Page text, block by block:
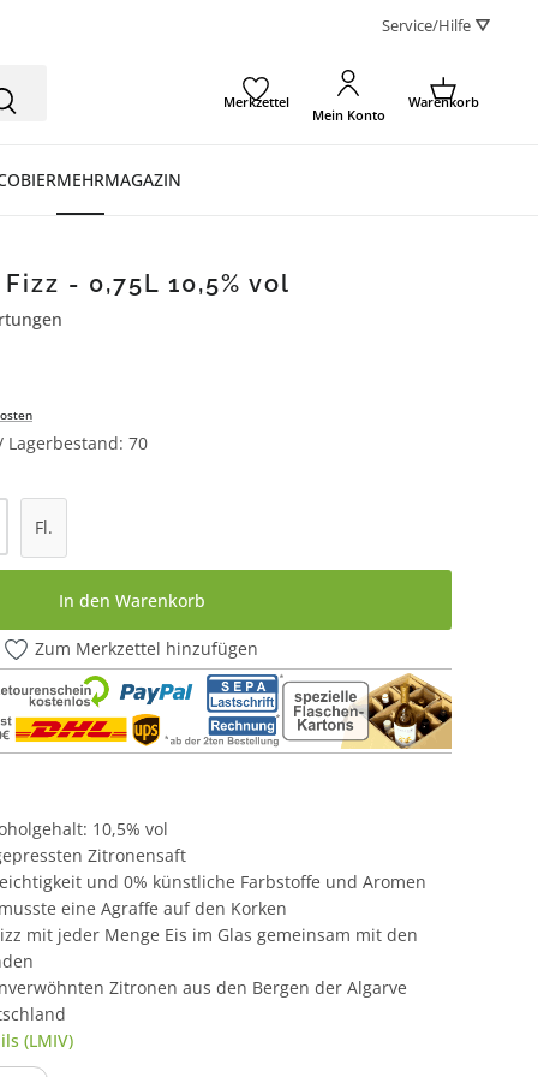
Service/Hilfe ⛛
Merkzettel
Mein Konto
Warenkorb
BIERMEHRMAGAZIN
- 0,75L 10,5% vol
70
Gib den gewünschten Wert ein oder
Fl.
In den Warenkorb
Zum Merkzettel hinzufügen
10,5% vol
Zitronensaft
und 0% künstliche Farbstoffe und Aromen
eine Agraffe auf den Korken
mit jeder Menge Eis im Glas gemeinsam mit den
Zitronen aus den Bergen der Algarve
(LMIV)